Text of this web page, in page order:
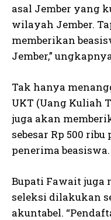
asal Jember yang
wilayah Jember.
memberikan
Jember,”
Tak hanya
UKT (Uang Kuliah
juga akan
sebesar Rp 500
penerima beasiswa.
Bupati Fawait juga
seleksi dilakukan
akuntabel.